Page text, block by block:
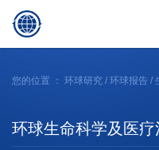
您的位置 ： 环球研究 / 环球报告 /
环球生命科学及医